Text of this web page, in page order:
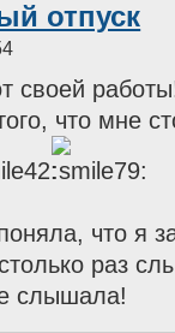
отпуск
своей
что мне
что я
раз
слышала!